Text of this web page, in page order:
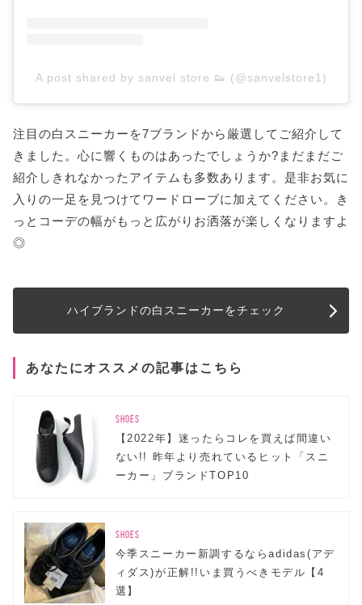
A post shared by sanvel store 👟 (@sanvelstore1)
注目の白スニーカーを7ブランドから厳選してご紹介して
きました。心に響くものはあったでしょうか?まだまだご
紹介しきれなかったアイテムも多数あります。是非お気に
入りの一足を見つけてワードローブに加えてください。き
っとコーデの幅がもっと広がりお洒落が楽しくなりますよ
◎
ハイブランドの白スニーカーをチェック
あなたにオススメの記事はこちら
SHOES
【2022年】迷ったらコレを買えば間違い
ない!! 昨年より売れているヒット「スニ
ーカー」ブランドTOP10
SHOES
今季スニーカー新調するならadidas(アデ
ィダス)が正解!!いま買うべきモデル【4
選】